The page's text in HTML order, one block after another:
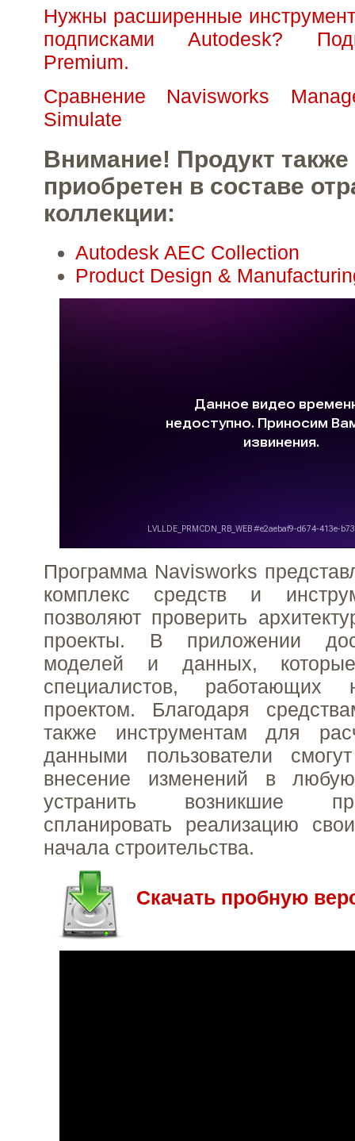
Нужны расширенные
подписками Autodesk?
Premium.
Сравнение Navisworks
Simulate
Внимание! Продукт
приобретен в составе
коллекции:
Autodesk AEC Collection
Product Design &
Программа Navisworks
комплекс средств и
позволяют проверить
проекты. В приложении
моделей и данных,
специалистов, работающих
проектом. Благодаря
также инструментам для
данными пользователи
внесение изменений в
устранить возникшие
спланировать реализацию
начала строительства.
Скачать пробную